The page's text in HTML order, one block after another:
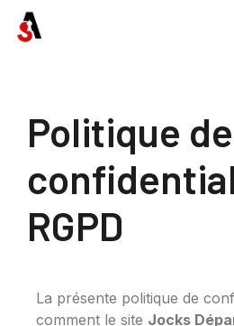
Politique de
RGPD
La présente politique de
comment le site Jocks